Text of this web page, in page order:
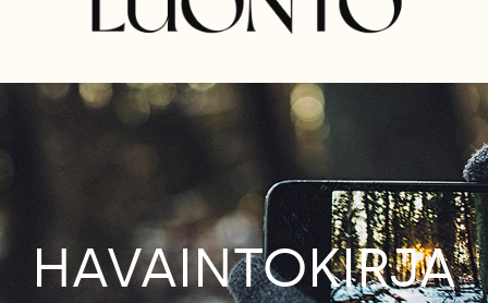
HAVAINTOKIRJA